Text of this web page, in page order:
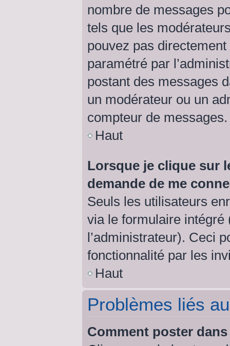
nombre de messages
tels que les
pouvez pas directement
paramétré par
postant des messages
un modérateur ou un
compteur de messages.
Haut
Lorsque je clique sur
demande de me
Seuls les utilisateurs
via le formulaire intégré
l’administrateur). Ceci
fonctionnalité par les
Haut
Problèmes liés
Comment poster